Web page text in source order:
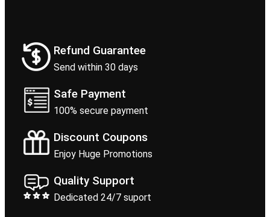
Refund Guarantee
Send within 30 days
Safe Payment
100% secure payment
Discount Coupons
Enjoy Huge Promotions
Quality Support
Dedicated 24/7 suport